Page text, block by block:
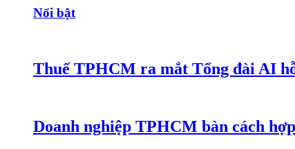
Nổi bật
Thuế TPHCM ra mắt Tổng đài AI
Doanh nghiệp TPHCM bàn cách